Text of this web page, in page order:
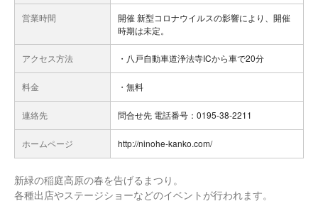
営業時間
開催 新型コロナウイルスの影響により、開催
時期は未定。
アクセス方法 ・八戸自動車道浄法寺ICから車で20分
料金 ・無料
連絡先 問合せ先 電話番号：0195-38-2211
ホームページ http://ninohe-kanko.com/
新緑の稲庭高原の春を告げるまつり。
各種出店やステージショーなどのイベントが行われます。